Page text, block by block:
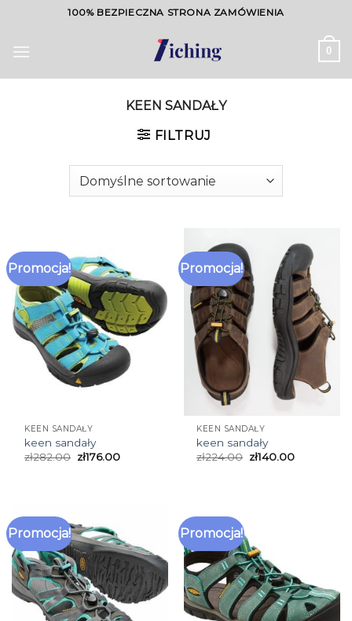
content
100% BEZPIECZNA STRONA ZAMÓWIENIA
0
KEEN SANDAŁY
FILTRUJ
Promocja!
KEEN SANDAŁY
keen sandały
zł282.00 zł176.00
Promocja!
KEEN SANDAŁY
keen sandały
zł224.00 zł140.00
Promocja! Promocja!